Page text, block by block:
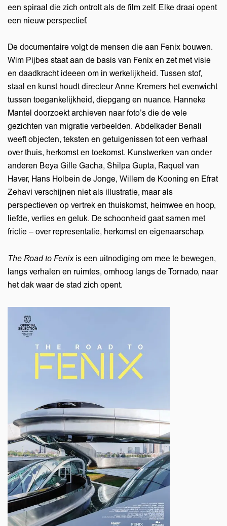
een spiraal die zich ontrolt als de film zelf. Elke draai opent
een nieuw perspectief.
De documentaire volgt de mensen die aan Fenix bouwen.
Wim Pijbes staat aan de basis van Fenix en zet met visie
en daadkracht ideeen om in werkelijkheid. Tussen stof,
staal en kunst houdt directeur Anne Kremers het evenwicht
tussen toegankelijkheid, diepgang en nuance. Hanneke
Mantel doorzoekt archieven naar foto’s die de vele
gezichten van migratie verbeelden. Abdelkader Benali
weeft objecten, teksten en getuigenissen tot een verhaal
over thuis, herkomst en toekomst. Kunstwerken van onder
anderen Beya Gille Gacha, Shilpa Gupta, Raquel van
Haver, Hans Holbein de Jonge, Willem de Kooning en Efrat
Zehavi verschijnen niet als illustratie, maar als
perspectieven op vertrek en thuiskomst, heimwee en hoop,
liefde, verlies en geluk. De schoonheid gaat samen met
frictie – over representatie, herkomst en eigenaarschap.
The Road to Fenix is een uitnodiging om mee te bewegen,
langs verhalen en ruimtes, omhoog langs de Tornado, naar
het dak waar de stad zich opent.